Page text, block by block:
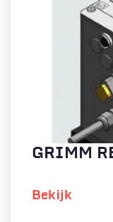
GRIMM
Bekijk